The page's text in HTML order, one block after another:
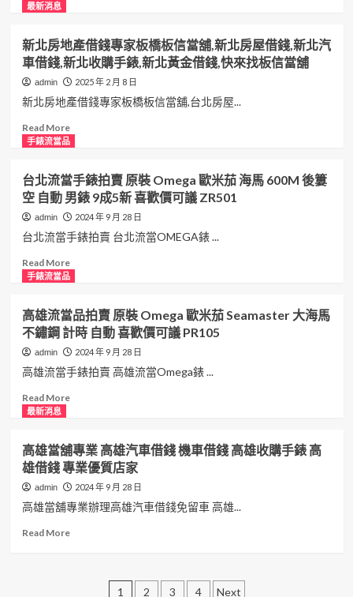
借
錢
請
找
和
運
當
舖
錢,
新
北
黃
金
借
錢,
新
房
屋
借
錢
來
找
板
信
手
錶
借
錢,
彰
化
汽
車
錢,
彰
化
黃
金
借
錢,
彰
房
屋
借
錢
請
找
合
家
草
屯
當
舖,
南
投
手
借
錢,
南
投
汽
車
借
錢,
投
機
車
借
錢,
南
投
借
錢
請
來
草
屯
當
雲
林
收
購
手
錶
專
家
尾
統
一
當
舖,
雲
林
收
手
錶,
雲
林
黃
金
借
林
汽
車
借
錢,
雲
林
最新消息
新北房地產借錢專家板橋板信當舖,新北房屋借錢,新北汽
車借錢,新北收購手錶,新北黃金借錢,快來找板信當舖
admin 2025 年 2 月 8 日
新北房地產借錢專家板橋板信當舖,台北房屋...
Read MoreRead
more
新
北
房
地
產
借
錢
專
板
橋
板
信
當
舖,
新
屋
借
錢,
新
北
汽
車
手錶流當品
台北流當手錶拍賣 原裝 Omega 歐米茄 海馬 600M 後簍
空 自動 男錶 9成5新 喜歡價可議 ZR501
admin 2024 年 9 月 28 日
台北流當手錶拍賣 台北流當OMEGA錶 ...
Read MoreRead
more
台
北
流
當
手
錶
拍
裝
Omega
歐
米
茄
海
馬
手錶流當品
高雄流當品拍賣 原裝 Omega 歐米茄 Seamaster 大海馬
不鏽鋼 計時 自動 喜歡價可議 PR105
admin 2024 年 9 月 28 日
高雄流當手錶拍賣 高雄流當Omega錶 ...
Read MoreRead
高
雄
流
當
品
拍
賣
最新消息
高雄當舖專業 高雄汽車借錢 機車借錢 高雄收購手錶 高
雄借錢 專業優質店家
admin 2024 年 9 月 28 日
高雄當舖專業辦理高雄汽車借錢免留車 高雄...
Read MoreRead
1 2 3 4 Next